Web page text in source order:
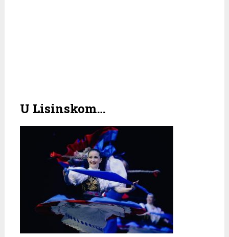
U Lisinskom…